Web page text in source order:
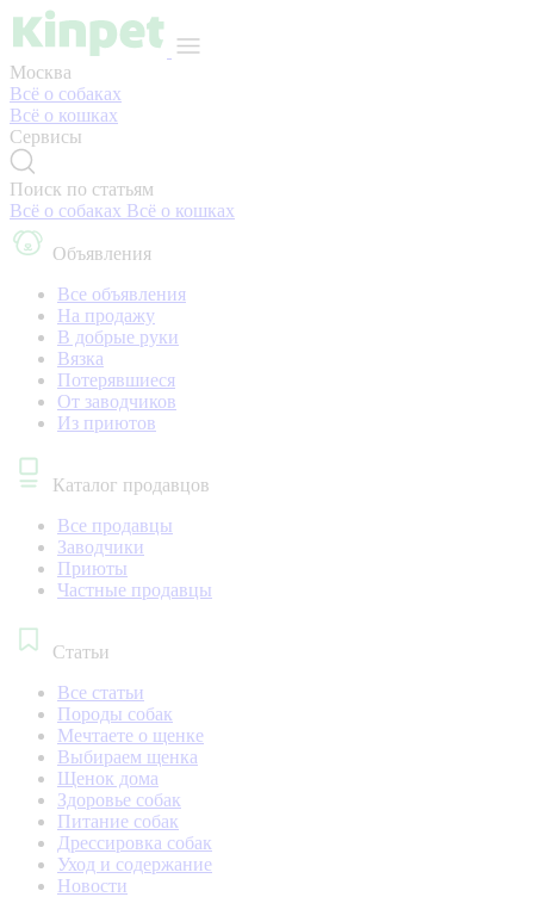
Москва
Всё о собаках
Всё о кошках
Сервисы
Поиск по статьям
Всё о собаках Всё о кошках
Объявления
Все объявления
На продажу
В добрые руки
Вязка
Потерявшиеся
От заводчиков
Из приютов
Каталог продавцов
Все продавцы
Заводчики
Приюты
Частные продавцы
Статьи
Все статьи
Породы собак
Мечтаете о щенке
Выбираем щенка
Щенок дома
Здоровье собак
Питание собак
Дрессировка собак
Уход и содержание
Новости